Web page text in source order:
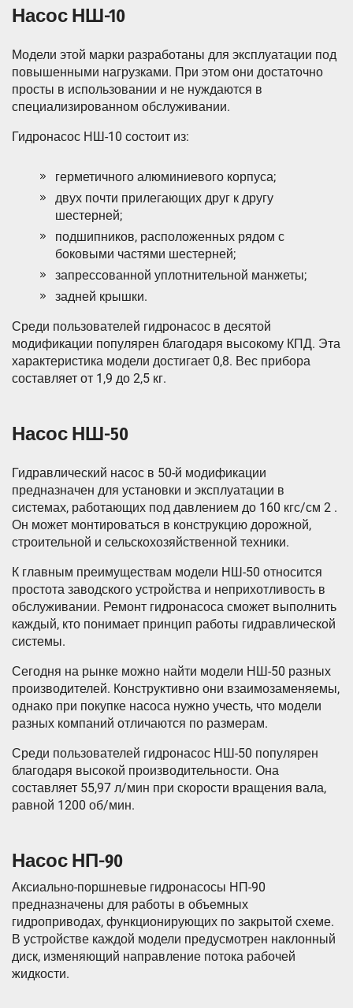
Насос НШ-10
Модели этой марки разработаны для эксплуатации под
повышенными нагрузками. При этом они достаточно
просты в использовании и не нуждаются в
специализированном обслуживании.
Гидронасос НШ-10 состоит из:
герметичного алюминиевого корпуса;
двух почти прилегающих друг к другу
шестерней;
подшипников, расположенных рядом с
боковыми частями шестерней;
запрессованной уплотнительной манжеты;
задней крышки.
Среди пользователей гидронасос в десятой
модификации популярен благодаря высокому КПД. Эта
характеристика модели достигает 0,8. Вес прибора
составляет от 1,9 до 2,5 кг.
Насос НШ-50
Гидравлический насос в 50-й модификации
предназначен для установки и эксплуатации в
системах, работающих под давлением до 160 кгс/см 2 .
Он может монтироваться в конструкцию дорожной,
строительной и сельскохозяйственной техники.
К главным преимуществам модели НШ-50 относится
простота заводского устройства и неприхотливость в
обслуживании. Ремонт гидронасоса сможет выполнить
каждый, кто понимает принцип работы гидравлической
системы.
Сегодня на рынке можно найти модели НШ-50 разных
производителей. Конструктивно они взаимозаменяемы,
однако при покупке насоса нужно учесть, что модели
разных компаний отличаются по размерам.
Среди пользователей гидронасос НШ-50 популярен
благодаря высокой производительности. Она
составляет 55,97 л/мин при скорости вращения вала,
равной 1200 об/мин.
Насос НП-90
Аксиально-поршневые гидронасосы НП-90
предназначены для работы в объемных
гидроприводах, функционирующих по закрытой схеме.
В устройстве каждой модели предусмотрен наклонный
диск, изменяющий направление потока рабочей
жидкости.